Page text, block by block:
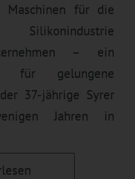
für die
– ein
für gelungene
37-jährige Syrer
Jahren in